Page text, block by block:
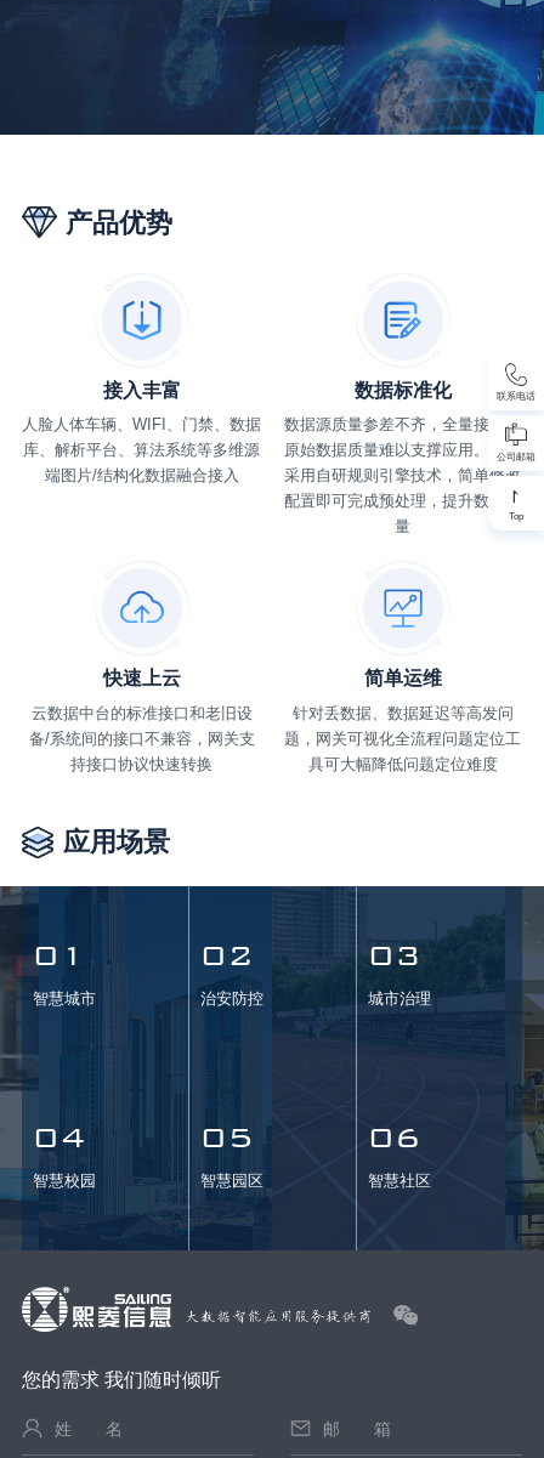
产品优势
接入丰富
人脸人体车辆、WIFI、门禁、数据
库、解析平台、算法系统等多维源
端图片/结构化数据融合接入
数据标准化
数据源质量参差不齐，全量接入后
原始数据质量难以支撑应用。网关
采用自研规则引擎技术，简单修改
配置即可完成预处理，提升数据质
量
快速上云
云数据中台的标准接口和老旧设
备/系统间的接口不兼容，网关支
持接口协议快速转换
简单运维
针对丢数据、数据延迟等高发问
题，网关可视化全流程问题定位工
具可大幅降低问题定位难度
应用场景
01
智慧城市
02
治安防控
03
城市治理
04
智慧校园
05
智慧园区
06
智慧社区
联系电话
公司邮箱
Top
您的需求 我们随时倾听